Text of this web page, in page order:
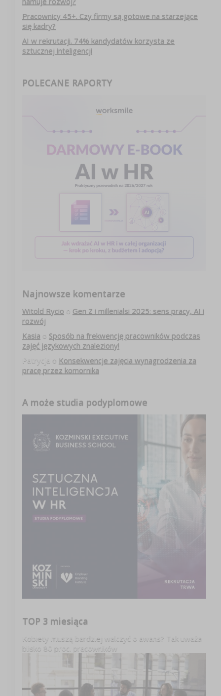
Pracownicy 45+. Czy firmy są gotowe na starzejące
się kadry?
AI w rekrutacji. 74% kandydatów korzysta ze
sztucznej inteligencji
POLECANE RAPORTY
Najnowsze komentarze
Witold Rycio o Gen Z i millenialsi 2025: sens pracy, AI i
rozwój
Kasia o Sposób na frekwencję pracowników podczas
zajęć językowych znaleziony!
Patrycja o Konsekwencje zajęcia wynagrodzenia za
pracę przez komornika
A może studia podyplomowe
TOP 3 miesiąca
Kobiety muszą bardziej walczyć o awans? Tak uważa
blisko 80 proc. pracowników